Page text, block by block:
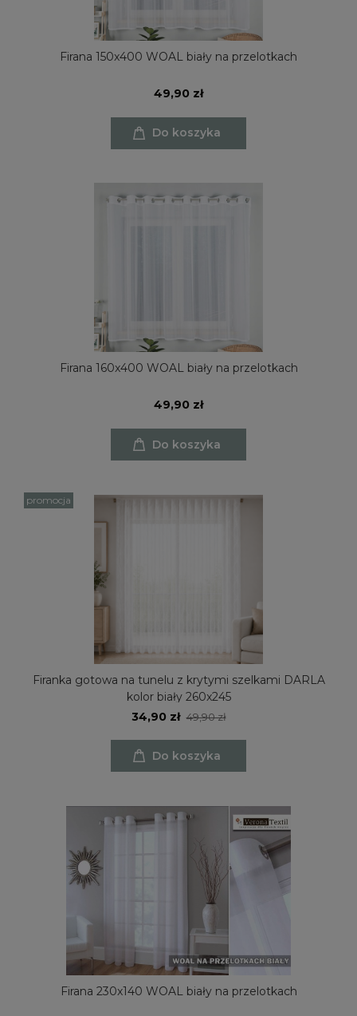
Firana 150x400 WOAL biały na przelotkach
49,90 zł
Do koszyka
Firana 160x400 WOAL biały na przelotkach
49,90 zł
Do koszyka
Firanka gotowa na tunelu z krytymi szelkami DARLA
kolor biały 260x245
34,90 zł 49,90 zł
Do koszyka
promocja
Firana 230x140 WOAL biały na przelotkach